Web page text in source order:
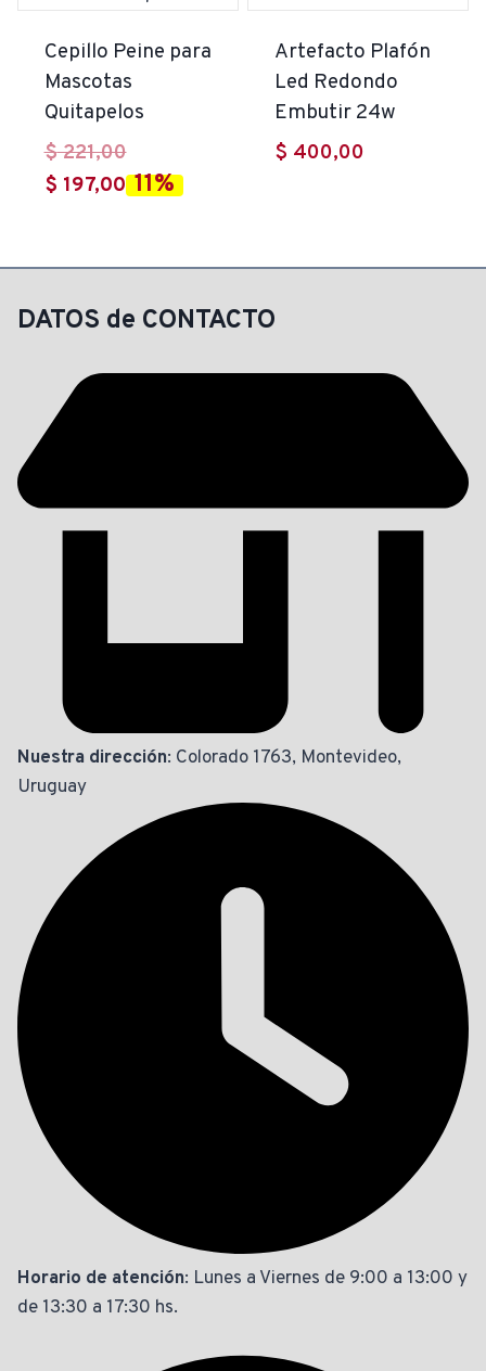
$ 399,00.
Cepillo Peine para
Mascotas
Quitapelos
$221,00El
precio
$ 197,00El
$ 197,00.
11%
Artefacto Plafón
Led Redondo
Embutir 24w
$ 400,00
DATOS de CONTACTO
Nuestra dirección: Colorado 1763, Montevideo,
Uruguay
Horario de atención: Lunes a Viernes de 9:00 a 13:00 y
de 13:30 a 17:30 hs.